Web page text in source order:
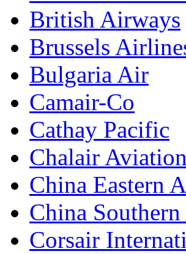
British Airways
Brussels
Bulgaria Air
Camair-Co
Cathay Pacific
Chalair Aviation
China Eastern
China
Corsair